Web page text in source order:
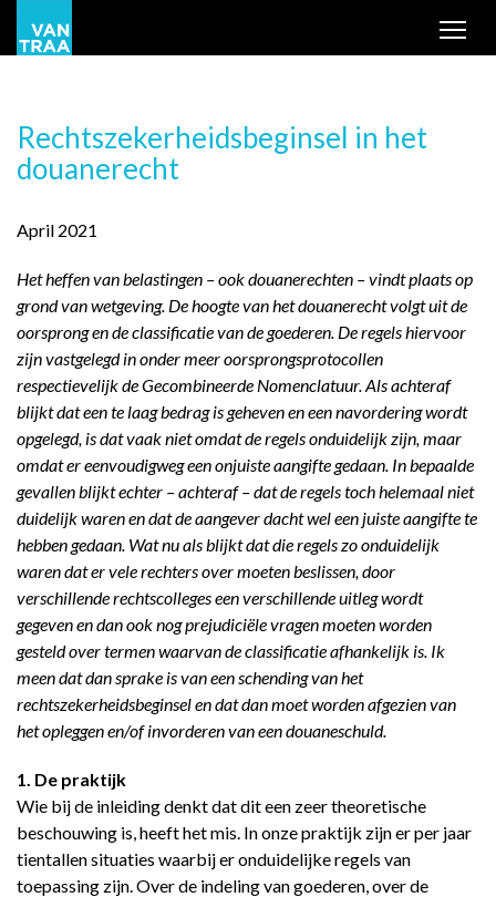
Rechtszekerheidsbeginsel in het
douanerecht
April 2021
Het heffen van belastingen – ook douanerechten – vindt plaats op
grond van wetgeving. De hoogte van het douanerecht volgt uit de
oorsprong en de classificatie van de goederen. De regels hiervoor
zijn vastgelegd in onder meer oorsprongsprotocollen
respectievelijk de Gecombineerde Nomenclatuur. Als achteraf
blijkt dat een te laag bedrag is geheven en een navordering wordt
opgelegd, is dat vaak niet omdat de regels onduidelijk zijn, maar
omdat er eenvoudigweg een onjuiste aangifte gedaan. In bepaalde
gevallen blijkt echter – achteraf – dat de regels toch helemaal niet
duidelijk waren en dat de aangever dacht wel een juiste aangifte te
hebben gedaan. Wat nu als blijkt dat die regels zo onduidelijk
waren dat er vele rechters over moeten beslissen, door
verschillende rechtscolleges een verschillende uitleg wordt
gegeven en dan ook nog prejudiciële vragen moeten worden
gesteld over termen waarvan de classificatie afhankelijk is. Ik
meen dat dan sprake is van een schending van het
rechtszekerheidsbeginsel en dat dan moet worden afgezien van
het opleggen en/of invorderen van een douaneschuld.
1. De praktijk
Wie bij de inleiding denkt dat dit een zeer theoretische
beschouwing is, heeft het mis. In onze praktijk zijn er per jaar
tientallen situaties waarbij er onduidelijke regels van
toepassing zijn. Over de indeling van goederen, over de